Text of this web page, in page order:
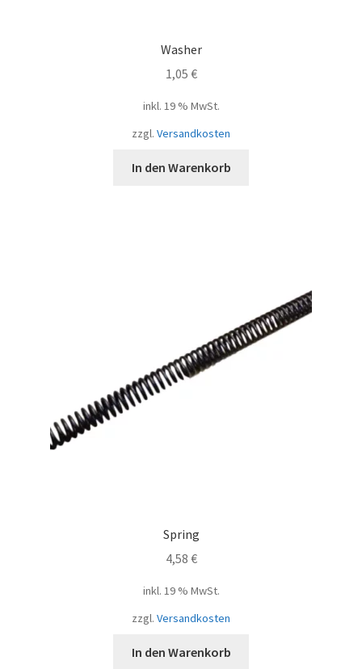
Washer
1,05 €
inkl. 19 % MwSt.
zzgl. Versandkosten
In den Warenkorb
Spring
4,58 €
inkl. 19 % MwSt.
zzgl. Versandkosten
In den Warenkorb